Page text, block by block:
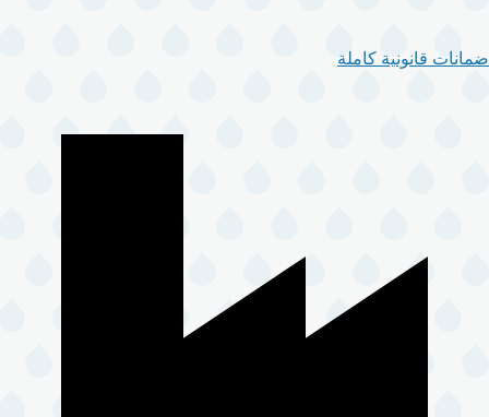
ضمانات قانونية كاملة